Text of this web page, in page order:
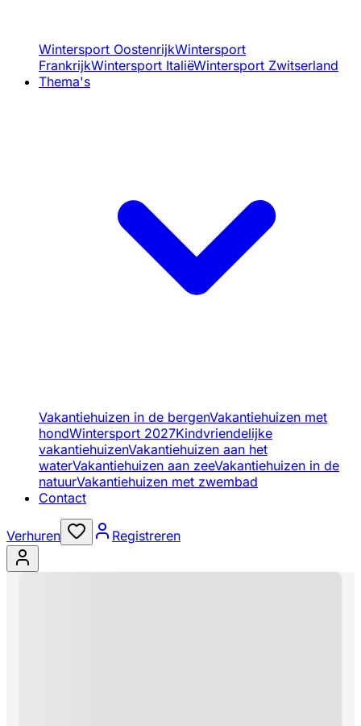
Wintersport OostenrijkWintersport
FrankrijkWintersport ItaliëWintersport Zwitserland
Thema's
Vakantiehuizen in de bergenVakantiehuizen met
hondWintersport 2027Kindvriendelijke
vakantiehuizenVakantiehuizen aan het
waterVakantiehuizen aan zeeVakantiehuizen in de
natuurVakantiehuizen met zwembad
Contact
Verhuren Registreren